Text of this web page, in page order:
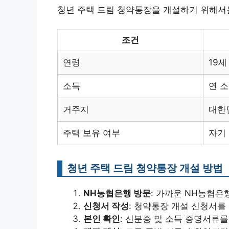
청년 주택 드림 청약통장을 개설하기 위해
조건
연령 19
소득 연
거주지 대한
주택 보유 여부 자기
청년 주택 드림 청약통장 개설 방법
NH농협은행 방문: 가까운 NH농협은
신청서 작성: 청약통장 개설 신청서를
본인 확인: 신분증 및 소득 증명서류